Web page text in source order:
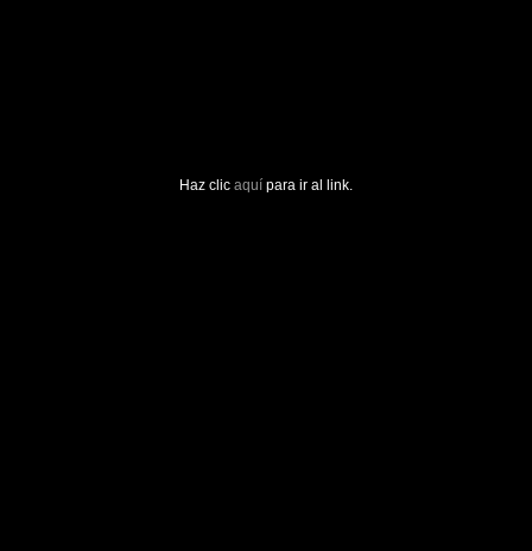
Haz clic aquí para ir al link.